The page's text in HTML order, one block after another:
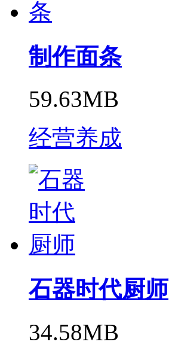
制作面条
59.63MB
经营养成
石器时代厨师
34.58MB